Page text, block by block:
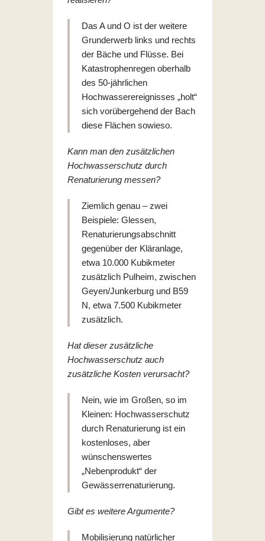
Das A und O ist der weitere
Grunderwerb links und rechts
der Bäche und Flüsse. Bei
Katastrophenregen oberhalb
des 50-jährlichen
Hochwasserereignisses „holt“
sich vorübergehend der Bach
diese Flächen sowieso.
Kann man den zusätzlichen
Hochwasserschutz durch
Renaturierung messen?
Ziemlich genau – zwei
Beispiele: Glessen,
Renaturierungsabschnitt
gegenüber der Kläranlage,
etwa 10.000 Kubikmeter
zusätzlich Pulheim, zwischen
Geyen/Junkerburg und B59
N, etwa 7.500 Kubikmeter
zusätzlich.
Hat dieser zusätzliche
Hochwasserschutz auch
zusätzliche Kosten verursacht?
Nein, wie im Großen, so im
Kleinen: Hochwasserschutz
durch Renaturierung ist ein
kostenloses, aber
wünschenswertes
„Nebenprodukt“ der
Gewässerrenaturierung.
Gibt es weitere Argumente?
Mobilisierung natürlicher